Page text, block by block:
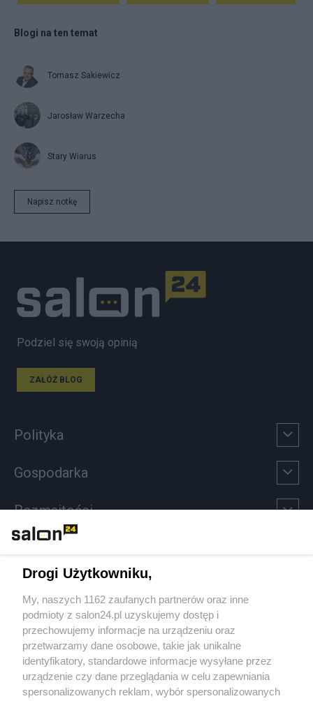
Blogi na ten temat
Tomasz Sakiewicz
Jarosław Warzecha
Stary Wiarus
Napisz notkę
Podziel się swoją opinią
ZAŁÓŻ BLOG
Polityka
Gospodarka
Rozmaitości
Sport
Społeczeństwo
Kultura
Drogi Użytkowniku,
My, naszych 1162 zaufanych partnerów oraz inne
podmioty z salon24.pl uzyskujemy dostęp i
przechowujemy informacje na urządzeniu oraz
przetwarzamy dane osobowe, takie jak unikalne
identyfikatory, standardowe informacje wysyłane przez
urządzenie czy dane przeglądania w celu zapewniania
spersonalizowanych reklam, wybór spersonalizowanych